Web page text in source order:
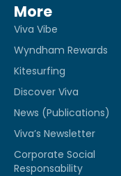
More
Viva Vibe
Wyndham Rewards
Kitesurfing
Discover Viva
News (Publications)
Viva’s Newsletter
Corporate Social
Responsability